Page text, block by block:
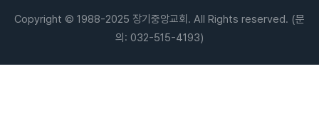
Copyright © 1988-2025 장기중앙교회. All Rights reserved. (문
의: 032-515-4193)